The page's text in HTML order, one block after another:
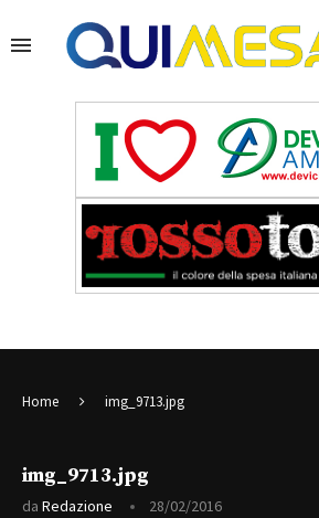
Home img_9713.jpg
img_9713.jpg
da Redazione 28/02/2016